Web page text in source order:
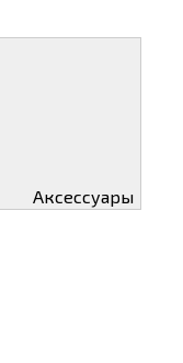
Аксессуары